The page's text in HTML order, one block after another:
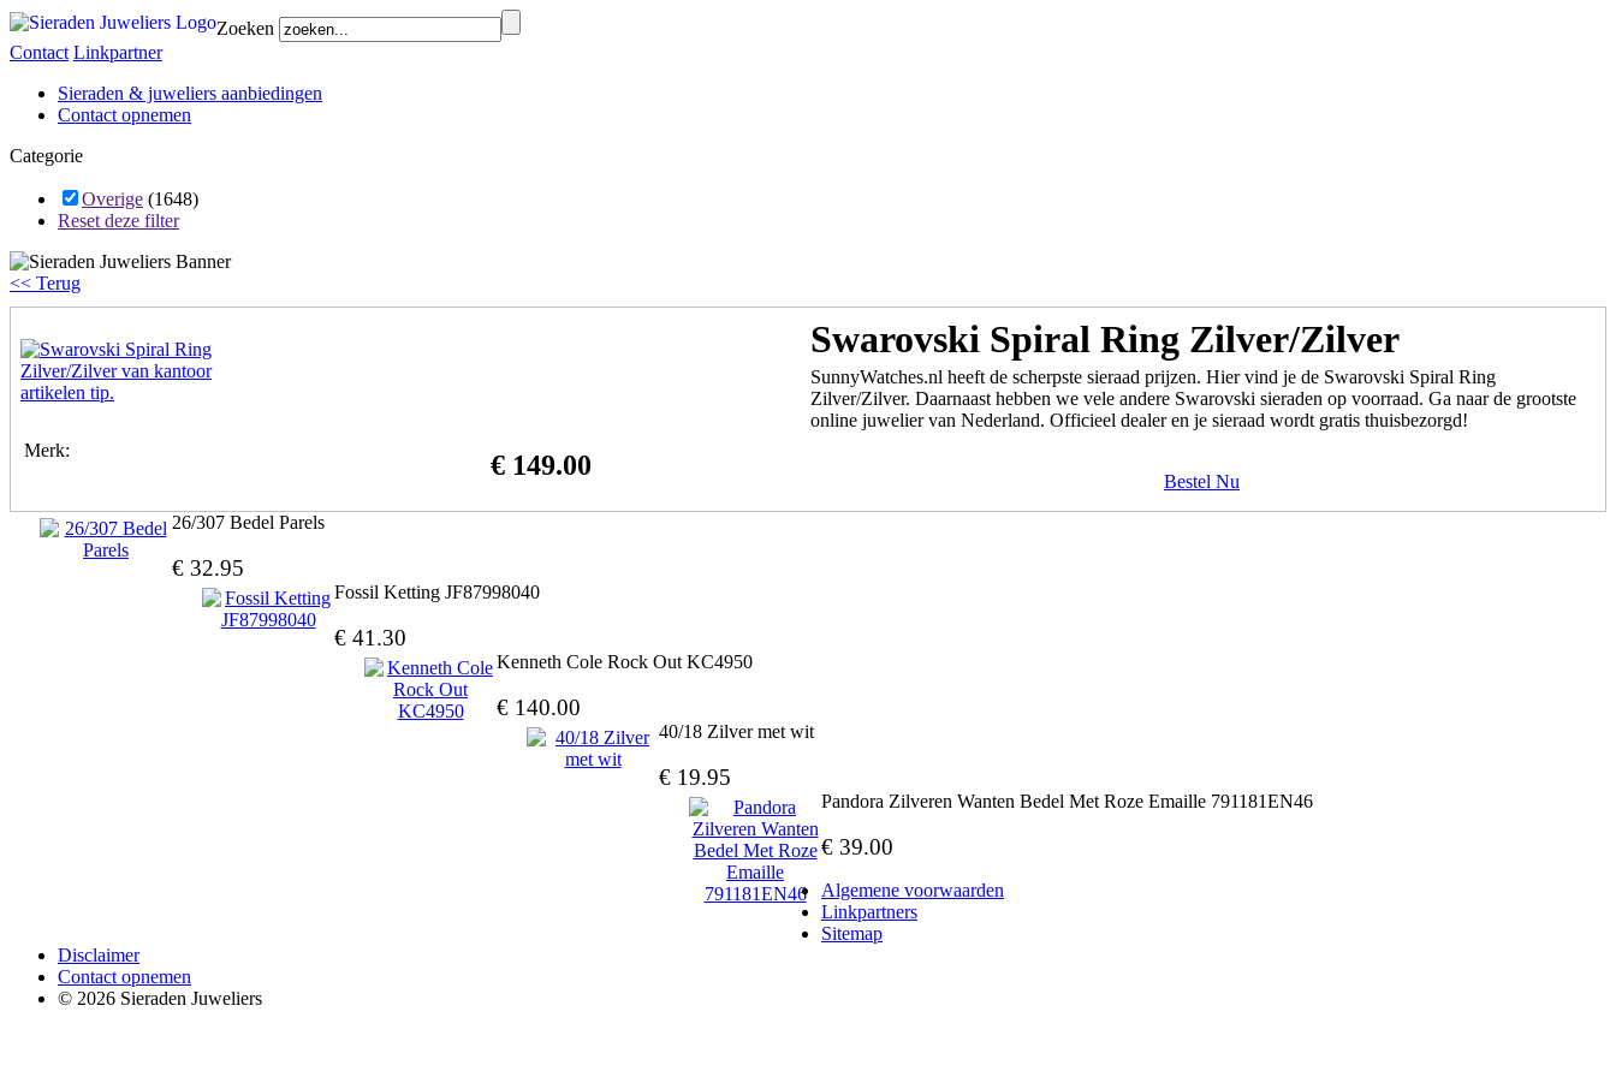
Zoeken
Contact Linkpartner
Sieraden & juweliers aanbiedingen
Contact opnemen
Categorie
Overige (1648)
Reset deze filter
<< Terug
Swarovski Spiral Ring Zilver/Zilver
SunnyWatches.nl heeft de scherpste sieraad prijzen. Hier vind je de Swarovski Spiral Ring
Zilver/Zilver. Daarnaast hebben we vele andere Swarovski sieraden op voorraad. Ga naar de grootste
online juwelier van Nederland. Officieel dealer en je sieraad wordt gratis thuisbezorgd!
Merk:
€ 149.00
Bestel Nu
26/307 Bedel Parels
€ 32.95
Fossil Ketting JF87998040
€ 41.30
Kenneth Cole Rock Out KC4950
€ 140.00
40/18 Zilver met wit
€ 19.95
Pandora Zilveren Wanten Bedel Met Roze Emaille 791181EN46
€ 39.00
Algemene voorwaarden
Linkpartners
Sitemap
Disclaimer
Contact opnemen
© 2026 Sieraden Juweliers